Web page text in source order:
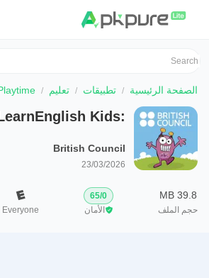
الصفحة الرئيسية تطبيقات تعليم
Kids:
British Council
23/03/2026
39.8 MB
حجم الملف
0
/
65
الأمان
Everyone